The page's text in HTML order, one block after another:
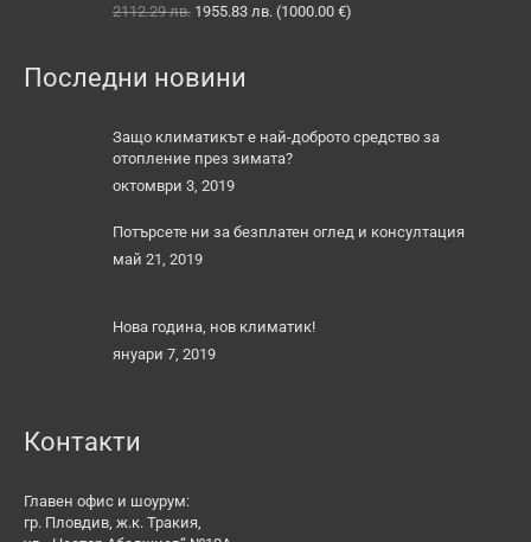
2112.29лв. Original
2112.29 лв..
1955.83 лв. Текущата
(1000.00 €)
Последни новини
Защо климатикът е най-доброто средство за
отопление през зимата?
октомври 3, 2019
Потърсете ни за безплатен оглед и консултация
май 21, 2019
Нова година, нов климатик!
януари 7, 2019
Контакти
Главен офис и шоурум:
гр. Пловдив, ж.к. Тракия,